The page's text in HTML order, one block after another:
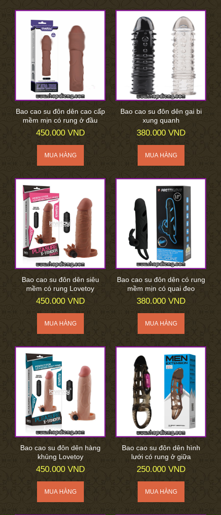
Bao cao su đôn dên cao cấp
mềm mịn có rung ở đầu
450.000 VND
Bao cao su đôn dên gai bi
xung quanh
380.000 VND
Bao cao su đôn dên siêu
mềm có rung Lovetoy
450.000 VND
Bao cao su đôn dên có rung
mềm mịn có quai đeo
380.000 VND
Bao cao su đôn dên hàng
khủng Lovetoy
450.000 VND
Bao cao su đôn dên hình
lưới có rung ở giữa
250.000 VND